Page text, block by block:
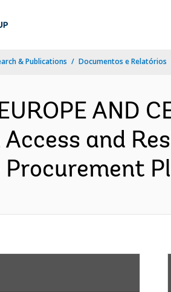
& Publications Documentos e Relatórios
AND
and